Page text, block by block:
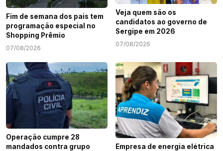
Fim de semana dos pais tem
programação especial no
Shopping Prêmio
07/08/2026
Veja quem são os
candidatos ao governo de
Sergipe em 2026
07/08/2026
Operação cumpre 28
mandados contra grupo
Empresa de energia elétrica